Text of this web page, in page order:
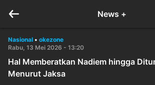
News +
Nasional • okezone
Rabu, 13 Mei 2026 - 13:20
Hal Memberatkan Nadiem hingga
Menurut Jaksa